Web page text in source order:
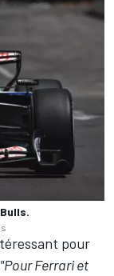
pour
"Pour Ferrari et